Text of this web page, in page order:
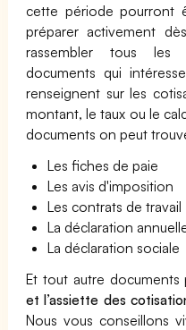
cette période pourront
préparer activement
rassembler tous les
documents qui
renseignent sur les
montant, le taux ou le
documents on peut
Les fiches de paie
Les avis d'imposition
Les contrats de travail
La déclaration
La déclaration sociale
Et tout autre documents
et l’assiette des
Nous vous conseillons